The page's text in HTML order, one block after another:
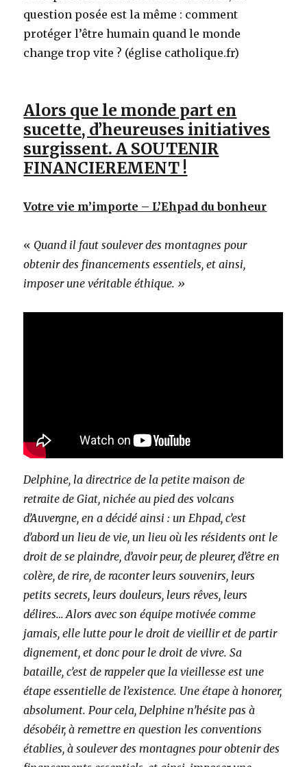
question posée est la même : comment
protéger l’être humain quand le monde
change trop vite ? (église catholique.fr)
Alors que le monde part en
sucette, d’heureuses initiatives
surgissent. A SOUTENIR
FINANCIEREMENT !
Votre vie m’importe – L’Ehpad du bonheur
« Quand il faut soulever des montagnes pour
obtenir des financements essentiels, et ainsi,
imposer une véritable éthique. »
Delphine, la directrice de la petite maison de
retraite de Giat, nichée au pied des volcans
d’Auvergne, en a décidé ainsi : un Ehpad, c’est
d’abord un lieu de vie, un lieu où les résidents ont le
droit de se plaindre, d’avoir peur, de pleurer, d’être en
colère, de rire, de raconter leurs souvenirs, leurs
petits secrets, leurs douleurs, leurs rêves, leurs
délires… Alors avec son équipe motivée comme
jamais, elle lutte pour le droit de vieillir et de partir
dignement, et donc pour le droit de vivre. Sa
bataille, c’est de rappeler que la vieillesse est une
étape essentielle de l’existence. Une étape à honorer,
absolument. Pour cela, Delphine n’hésite pas à
désobéir, à remettre en question les conventions
établies, à soulever des montagnes pour obtenir des